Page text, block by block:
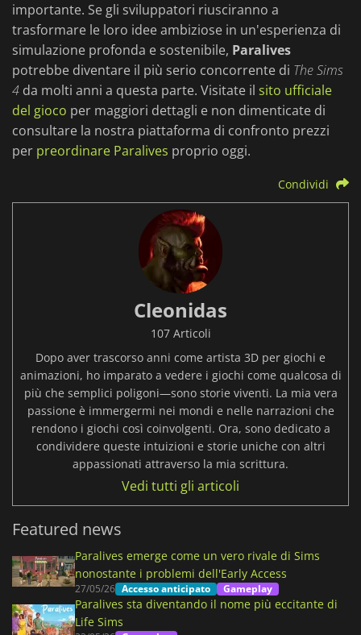
importante. Se gli sviluppatori riusciranno a
trasformare le loro idee ambiziose in un'esperienza di
simulazione profonda e sostenibile, Paralives
potrebbe diventare il più serio concorrente di The Sims
4 da molti anni a questa parte. Visitate il sito ufficiale
del gioco per maggiori dettagli e non dimenticate di
consultare la nostra piattaforma di confronto prezzi
per preordinare Paralives proprio oggi.
Condividi
Cleonidas
107 Articoli
Dopo aver trascorso anni come artista 3D per giochi e
animazioni, ho imparato a vedere i giochi come qualcosa di
più che semplici poligoni—sono storie viventi. La mia vera
passione è immergermi nei mondi e nelle narrazioni che
rendono i giochi così coinvolgenti. Ora, sono dedicato a
condividere queste intuizioni e storie uniche con altri
appassionati attraverso la mia scrittura.
Vedi tutti gli articoli
Featured news
Paralives emerge come un vero rivale di Sims
nonostante i problemi dell'Early Access
27/05/26 Accesso anticipato Gameplay
Paralives sta diventando il nome più eccitante di
Life Sims